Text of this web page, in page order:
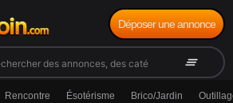
clear_all
Déposer une annonce
Rencontre Ésotérisme Brico/Jardin